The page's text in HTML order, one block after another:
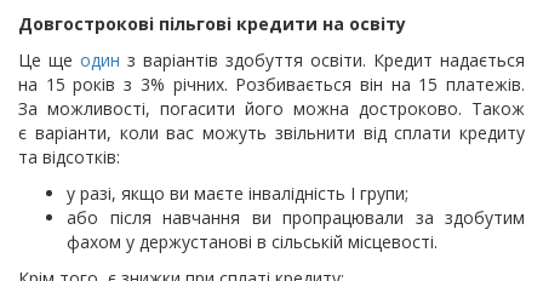
Довгострокові пільгові кредити на освіту
Це ще один з варіантів здобуття освіти. Кредит надається
на 15 років з 3% річних. Розбивається він на 15 платежів.
За можливості, погасити його можна достроково. Також
є варіанти, коли вас можуть звільнити від сплати кредиту
та відсотків:
у разі, якщо ви маєте інвалідність І групи;
або після навчання ви пропрацювали за здобутим
фахом у держустанові в сільській місцевості.